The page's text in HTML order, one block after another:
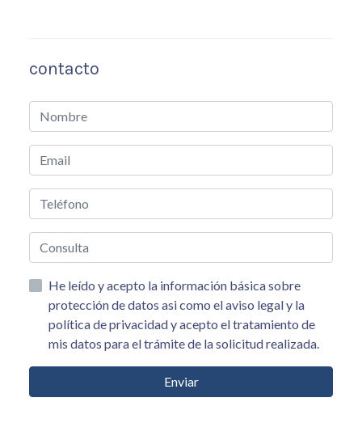
contacto
He leído y acepto la información básica sobre
protección de datos asi como el aviso legal y la
política de privacidad y acepto el tratamiento de
mis datos para el trámite de la solicitud realizada.
Enviar